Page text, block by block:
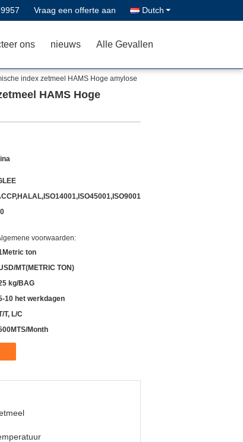
Vraag een offerte aan Dutch
ons nieuws Alle Gevallen
index zetmeel HAMS Hoge amylose
HAMS Hoge
voorwaarden:
ton
MT(METRIC TON)
kg/BAG
10 het werkdagen
T, L/C
Month